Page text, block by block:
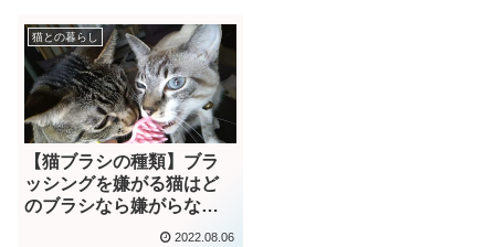
猫との暮らし
【猫ブラシの種類】ブラ
ッシングを嫌がる猫はど
のブラシなら嫌がらない
のか？｜動画あり
2022.08.06